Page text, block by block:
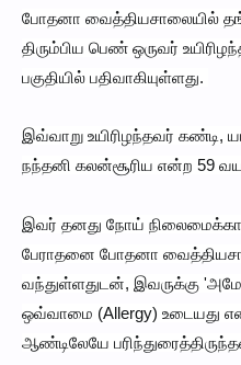
போதனா வைத்தியசாலையில்
திரும்பிய பெண் ஒருவர்
பகுதியில் பதிவாகியுள்ளது.
இவ்வாறு உயிரிழந்தவர் கண்டி,
நந்தனி கலன்சூரிய என்ற 59
இவர் தனது நோய்
பேராதனை போதனா
வந்துள்ளதுடன், இவருக்கு
ஒவ்வாமை (Allergy) உடையது
ஆண்டிலேயே